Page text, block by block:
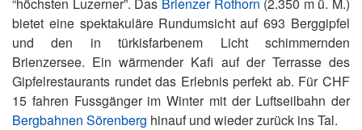
bietet eine spektakuläre Rundumsicht auf 693 Berggipfel
und den in türkisfarbenem Licht schimmernden
Brienzersee. Ein wärmender Kafi auf der Terrasse des
Gipfelrestaurants rundet das Erlebnis perfekt ab. Für CHF
15 fahren Fussgänger im Winter mit der Luftseilbahn der
Bergbahnen Sörenberg hinauf und wieder zurück ins Tal.